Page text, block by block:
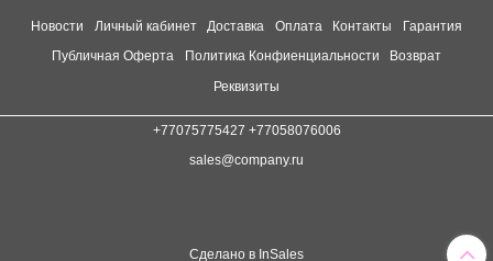
Новости Личный кабинет Доставка Оплата Контакты
Гарантия
Публичная Оферта
Политика Конфиенциальности
Возврат
Реквизиты
+77075775427 +77058076006
sales@company.ru
Сделано в InSales